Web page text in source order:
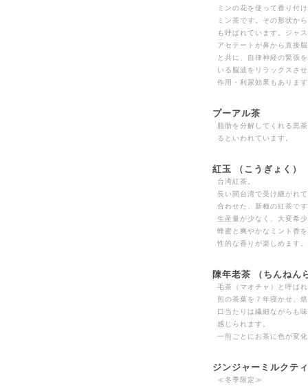
ミンの花を使って香り付
ミン茶です。その形状か
も呼ばれています。ジャ
アセテートが鼻から直接
と共に、自律神経の緊張
いる脳波をリラックスさ
作用・利尿効果もありま
プーアル茶
脂肪を分解してくれる黒
るといわれています。
紅玉 （こうぎょく）
台湾紅茶。
長い間台湾で受け継がれ
合わせた、新種の紅茶で
生産量が少なく、大変希
蜂蜜と爽やかなミント香
性的な香りが楽しめます。
陳年老茶 （ちんねん
毛茶（マオチャ）と呼ば
煎の茶葉を７年寝かせ、
口当たりは繊細ながらも
感じられます。
一煎ごとにお茶に色が変
ジンジャーミルクテ
≪冬季限定≫